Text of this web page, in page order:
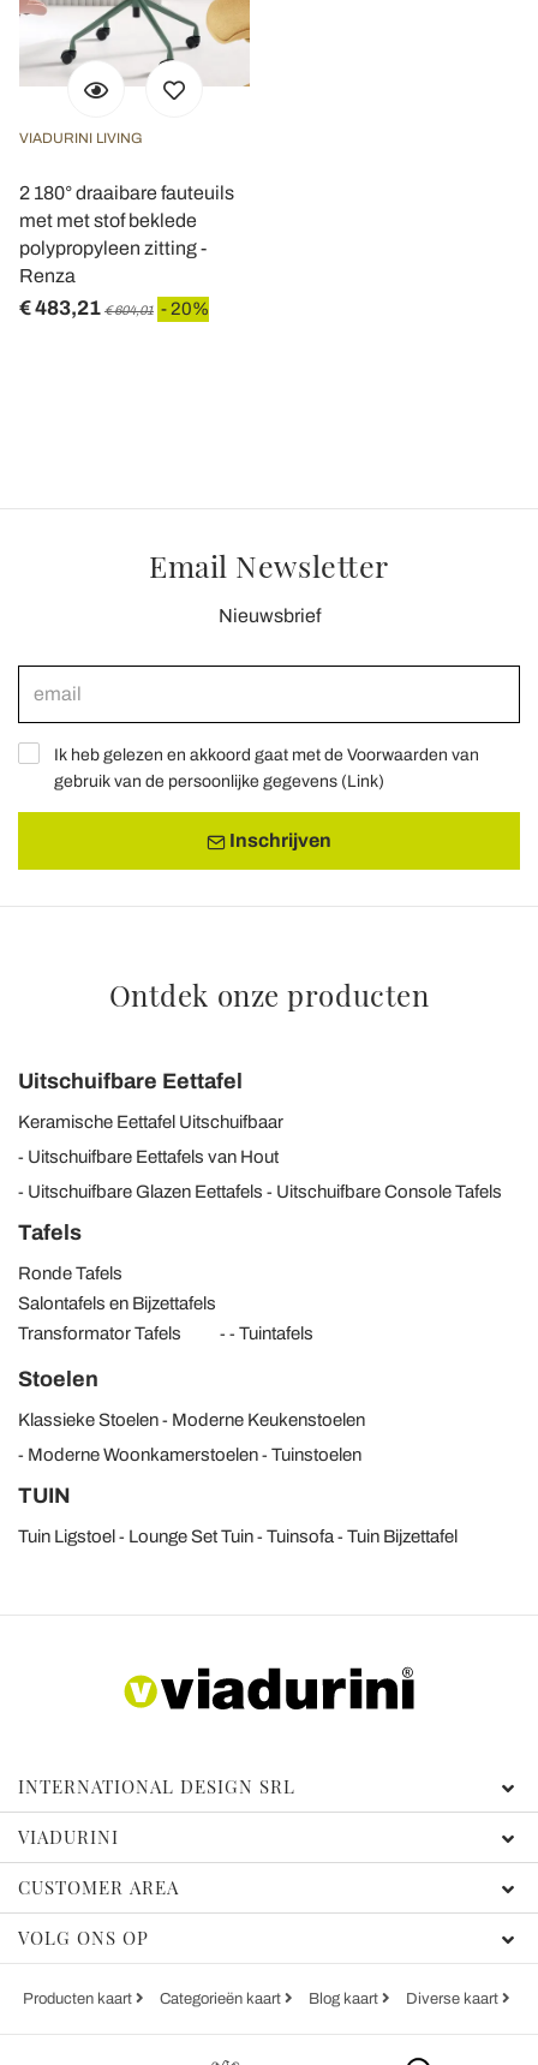
VIADURINI LIVING
2 180° draaibare fauteuils
met met stof beklede
polypropyleen zitting -
Renza
€ 483,21 € 604,01 - 20%
Email Newsletter
Nieuwsbrief
Ik heb gelezen en akkoord gaat met de Voorwaarden van
gebruik van de persoonlijke gegevens (Link)
Inschrijven
Ontdek onze producten
Uitschuifbare Eettafel
Keramische Eettafel Uitschuifbaar
Uitschuifbare Eettafels van Hout
Uitschuifbare Glazen Eettafels
Uitschuifbare Console Tafels
Tafels
Ronde Tafels
Salontafels en Bijzettafels
Transformator Tafels
Tuintafels
Stoelen
Klassieke Stoelen
Moderne Keukenstoelen
Moderne Woonkamerstoelen
Tuinstoelen
TUIN
Tuin Ligstoel Lounge Set Tuin Tuinsofa Tuin Bijzettafel
INTERNATIONAL DESIGN SRL
VIADURINI
CUSTOMER AREA
VOLG ONS OP
Producten kaart Categorieën kaart Blog kaart Diverse kaart